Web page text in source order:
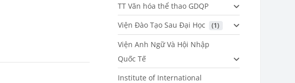
TT Văn hóa thể thao GDQP
Viện Đào Tạo Sau Đại Học
(1)
Viện Anh Ngữ Và Hội Nhập
Quốc Tế
Institute of International